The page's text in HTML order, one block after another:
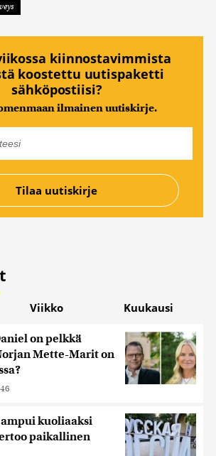
kiinnostavimmista
koostettu uutispaketti
sähköpostiisi?
ilmainen uutiskirje.
Viikko Kuukausi
on pelkkä
Mette-Marit on
kuoliaaksi
paikallinen